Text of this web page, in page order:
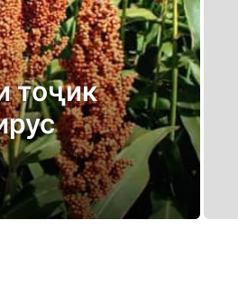
тоҷик